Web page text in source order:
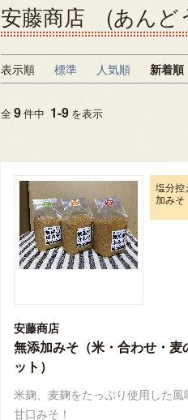
安藤商店 (あんど
表示順 標準 人気順 新着順
全9件中 1-9 を表示
塩分控
加みそ
安藤商店
無添加みそ（米・合わせ・麦
ット）
米麹、麦麹をたっぷり使用した風
甘口みそ！